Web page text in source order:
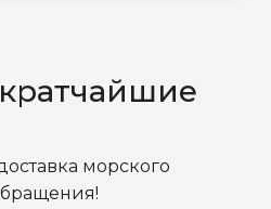
морского